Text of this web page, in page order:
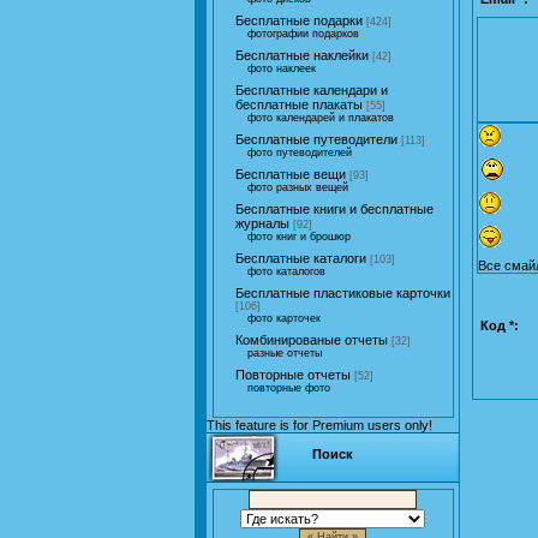
Бесплатные подарки [424]
фотографии подарков
Бесплатные наклейки [42]
фото наклеек
Бесплатные календари и
бесплатные плакаты [55]
фото календарей и плакатов
Бесплатные путеводители [113]
фото путеводителей
Бесплатные вещи [93]
фото разных вещей
Бесплатные книги и бесплатные
журналы [92]
фото книг и брошюр
Бесплатные каталоги [103]
фото каталогов
Бесплатные пластиковые карточки
[106]
фото карточек
Комбинированые отчеты [32]
разные отчеты
Повторные отчеты [52]
повторные фото
This feature is for Premium users only!
Поиск
Все
Код *: